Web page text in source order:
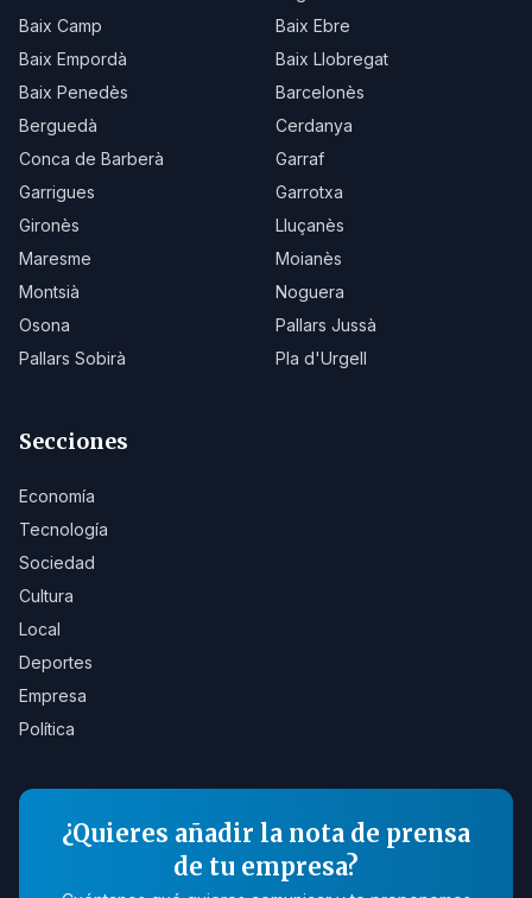
Baix Camp
Baix Ebre
Baix Empordà
Baix Llobregat
Baix Penedès
Barcelonès
Berguedà
Cerdanya
Conca de Barberà
Garraf
Garrigues
Garrotxa
Gironès
Lluçanès
Maresme
Moianès
Montsià
Noguera
Osona
Pallars Jussà
Pallars Sobirà
Pla d'Urgell
Secciones
Economía
Tecnología
Sociedad
Cultura
Local
Deportes
Empresa
Política
¿Quieres añadir la nota de prensa
de tu empresa?